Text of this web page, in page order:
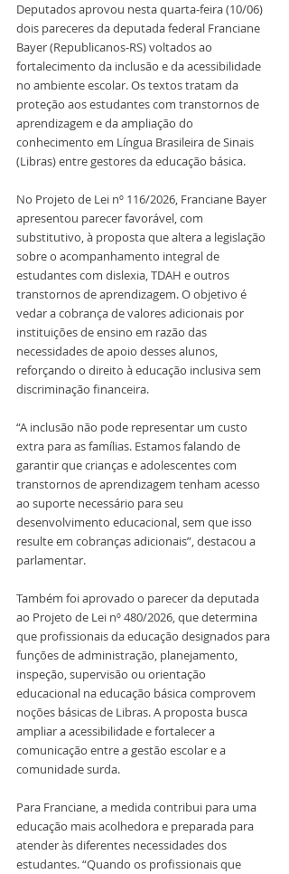
Deputados aprovou nesta quarta-feira (10/06)
dois pareceres da deputada federal Franciane
Bayer (Republicanos-RS) voltados ao
fortalecimento da inclusão e da acessibilidade
no ambiente escolar. Os textos tratam da
proteção aos estudantes com transtornos de
aprendizagem e da ampliação do
conhecimento em Língua Brasileira de Sinais
(Libras) entre gestores da educação básica.
No Projeto de Lei nº 116/2026, Franciane Bayer
apresentou parecer favorável, com
substitutivo, à proposta que altera a legislação
sobre o acompanhamento integral de
estudantes com dislexia, TDAH e outros
transtornos de aprendizagem. O objetivo é
vedar a cobrança de valores adicionais por
instituições de ensino em razão das
necessidades de apoio desses alunos,
reforçando o direito à educação inclusiva sem
discriminação financeira.
“A inclusão não pode representar um custo
extra para as famílias. Estamos falando de
garantir que crianças e adolescentes com
transtornos de aprendizagem tenham acesso
ao suporte necessário para seu
desenvolvimento educacional, sem que isso
resulte em cobranças adicionais”, destacou a
parlamentar.
Também foi aprovado o parecer da deputada
ao Projeto de Lei nº 480/2026, que determina
que profissionais da educação designados para
funções de administração, planejamento,
inspeção, supervisão ou orientação
educacional na educação básica comprovem
noções básicas de Libras. A proposta busca
ampliar a acessibilidade e fortalecer a
comunicação entre a gestão escolar e a
comunidade surda.
Para Franciane, a medida contribui para uma
educação mais acolhedora e preparada para
atender às diferentes necessidades dos
estudantes. “Quando os profissionais que